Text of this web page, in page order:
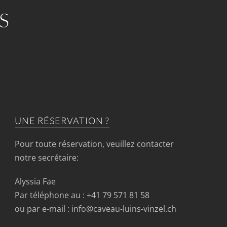
UNE RÉSERVATION ?
Pour toute réservation, veuillez contacter
notre secrétaire:
Alyssia Fae
Par téléphone au : +41 79 571 81 58
ou par e-mail : info@caveau-luins-vinzel.ch